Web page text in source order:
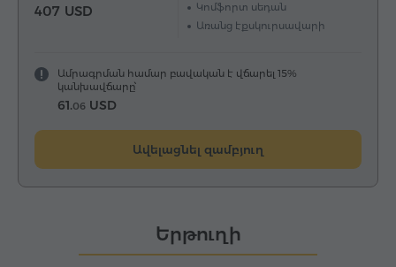
407 USD
Կոմֆորտ սեդան
Առանց էքսկուրսավարի
Ամրագրման համար բավական է վճարել 15%
կանխավճարը՝
61.06 USD
Ավելացնել զամբյուղ
Երթուղի